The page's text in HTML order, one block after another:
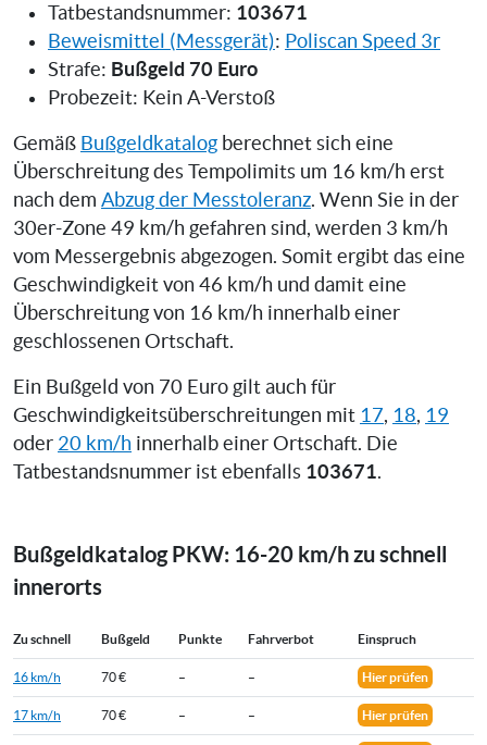
Tatbestandsnummer: 103671
Beweismittel (Messgerät): Poliscan Speed 3r
Strafe: Bußgeld 70 Euro
Probezeit: Kein A-Verstoß
Gemäß Bußgeldkatalog berechnet sich eine
Überschreitung des Tempolimits um 16 km/h erst
nach dem Abzug der Messtoleranz. Wenn Sie in der
30er-Zone 49 km/h gefahren sind, werden 3 km/h
vom Messergebnis abgezogen. Somit ergibt das eine
Geschwindigkeit von 46 km/h und damit eine
Überschreitung von 16 km/h innerhalb einer
geschlossenen Ortschaft.
Ein Bußgeld von 70 Euro gilt auch für
Geschwindigkeitsüberschreitungen mit 17, 18, 19
oder 20 km/h innerhalb einer Ortschaft. Die
Tatbestandsnummer ist ebenfalls 103671.
Bußgeldkatalog PKW: 16-20 km/h zu schnell
innerorts
Zu schnell Bußgeld Punkte Fahrverbot Einspruch
16 km/h 70 € – – Hier prüfen
17 km/h 70 € – – Hier prüfen